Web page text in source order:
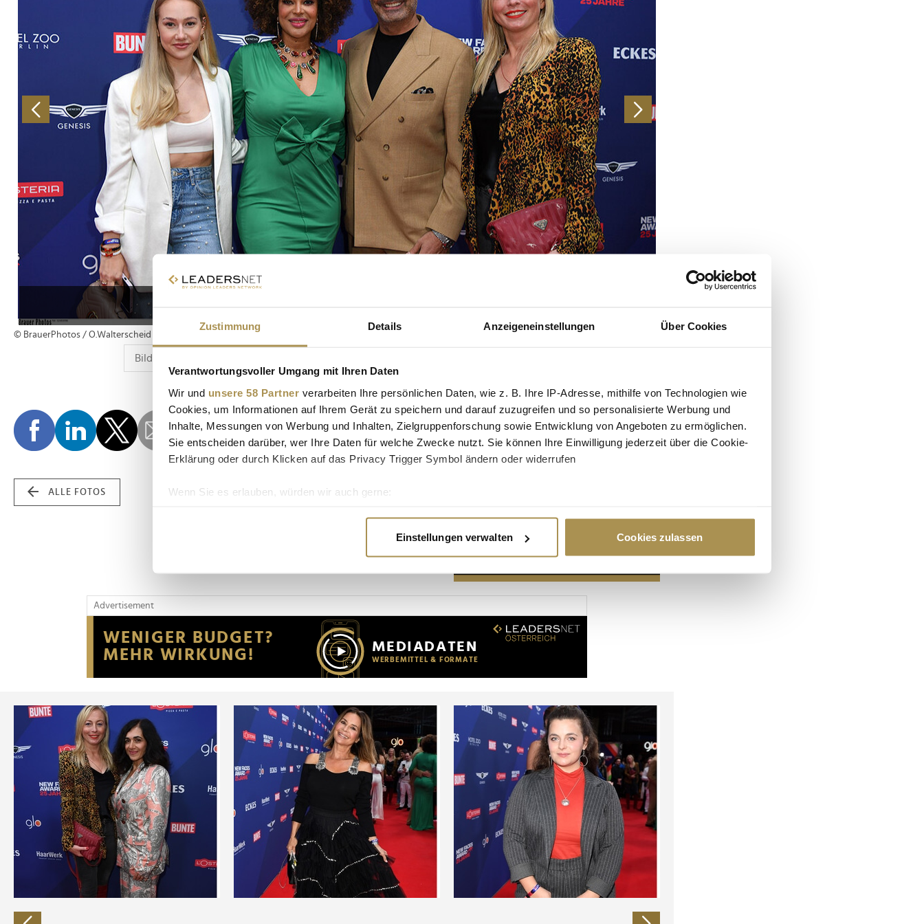
Zustimmung Details Anzeigeneinstellungen Über Cookies
Verantwortungsvoller Umgang mit Ihren Daten
Wir und unsere 58 Partner verarbeiten Ihre persönlichen Daten, wie z. B. Ihre IP-Adresse, mithilfe von Technologien wie
Cookies, um Informationen auf Ihrem Gerät zu speichern und darauf zuzugreifen und so personalisierte Werbung und
Inhalte, Messungen von Werbung und Inhalten, Zielgruppenforschung sowie Entwicklung von Angeboten zu ermöglichen.
Sie entscheiden darüber, wer Ihre Daten für welche Zwecke nutzt. Sie können Ihre Einwilligung jederzeit über die Cookie-
Erklärung oder durch Klicken auf das Privacy Trigger Symbol ändern oder widerrufen
Wenn Sie es erlauben, würden wir auch gerne:
Erfahren Sie mehr darüber, wie Ihre persönlichen Daten verarbeitet werden, und legen Sie Ihre Präferenzen im
Wir verwenden Cookies, um Inhalte und Anzeigen zu personalisieren, Funktionen für soziale Medien anbieten zu können
Website an unsere Partner für soziale Medien, Werbung und Analysen weiter. Unsere Partner führen diese Informationen
möglicherweise mit weiteren Daten zusammen, die Sie ihnen bereitgestellt haben oder die sie im Rahmen Ihrer Nutzung
der Dienste gesammelt haben.
Einstellungen verwalten Cookies zulassen
© BrauerPhotos / O.Walterscheid
ALLE FOTOS
Advertisement
Advertisement